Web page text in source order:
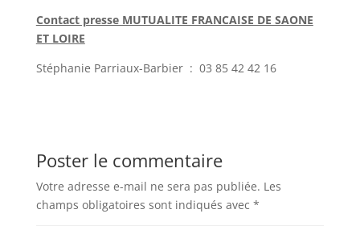
Contact presse MUTUALITE FRANCAISE DE SAONE
ET LOIRE
Stéphanie Parriaux-Barbier : 03 85 42 42 16
Poster le commentaire
Votre adresse e-mail ne sera pas publiée. Les
champs obligatoires sont indiqués avec *